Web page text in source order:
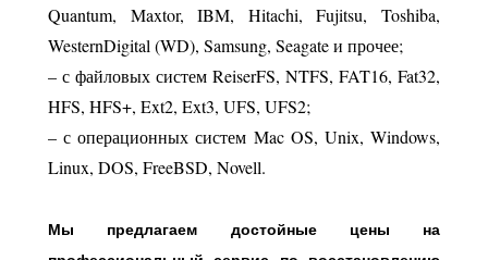
Quantum, Maxtor, IBM, Hitachi, Fujitsu, Toshiba,
WesternDigital (WD), Samsung, Seagate и прочее;
– с файловых систем ReiserFS, NTFS, FAT16, Fat32,
HFS, HFS+, Ext2, Ext3, UFS, UFS2;
– с операционных систем Mac OS, Unix, Windows,
Linux, DOS, FreeBSD, Novell.
Мы предлагаем достойные цены на